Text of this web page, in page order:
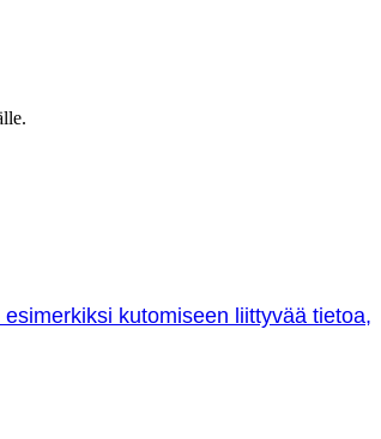
kutomiseen liittyvää tietoa,